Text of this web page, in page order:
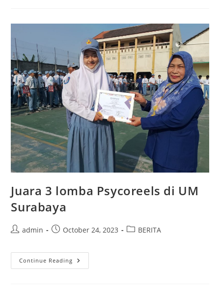
Perempuan
Indonesia
Juara 3 lomba Psycoreels di UM
Surabaya
Postadmin
PostOctober 24, 2023
PostBERITA
Continue Reading Juara
3